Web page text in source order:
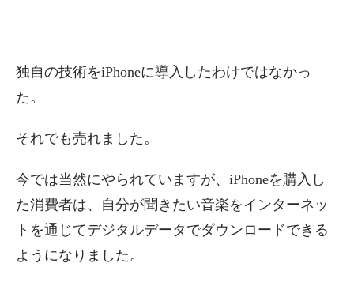
独自の技術をiPhoneに導入したわけではなかっ
た。
それでも売れました。
今では当然にやられていますが、iPhoneを購入し
た消費者は、自分が聞きたい音楽をインターネッ
トを通じてデジタルデータでダウンロードできる
ようになりました。